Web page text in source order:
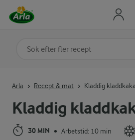
Kladdig
30 MIN • Arbetstid: 10 min
Arla Recept & mat Kladdig kladdkaka
Sök på kategori eller ingrediens